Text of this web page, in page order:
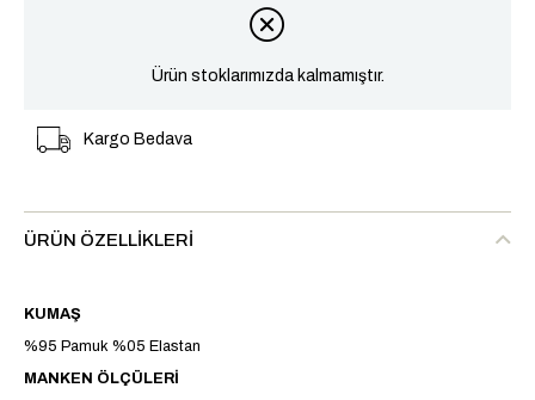
Ürün stoklarımızda kalmamıştır.
Kargo Bedava
ÜRÜN ÖZELLIKLERI
KUMAŞ
%95 Pamuk %05 Elastan
MANKEN ÖLÇÜLERİ